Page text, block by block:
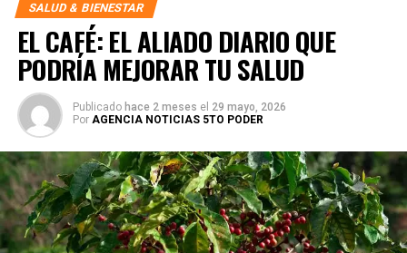
SALUD & BIENESTAR
EL CAFÉ: EL ALIADO DIARIO QUE
PODRÍA MEJORAR TU SALUD
Publicado hace 2 meses el 29 mayo, 2026
Por AGENCIA NOTICIAS 5TO PODER